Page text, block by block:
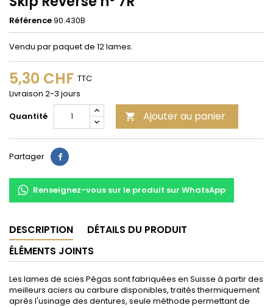
Référence90.430B
Vendu par paquet de 12 lames.
5,30 CHF TTC
Livraison 2-3 jours
Quantité
 Ajouter au panier
Partager Partager
Renseignez-vous sur le produit sur WhatsApp
DESCRIPTION
DÉTAILS DU PRODUIT
ÉLÉMENTS JOINTS
Les lames de scies Pégas sont fabriquées en Suisse à partir des
meilleurs aciers au carbure disponibles, traités thermiquement
après l'usinage des dentures, seule méthode permettant de